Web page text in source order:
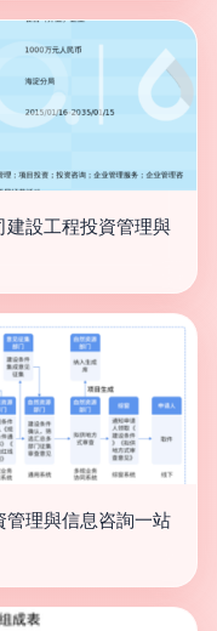
設工程投資管理與
管理與信息咨詢一站